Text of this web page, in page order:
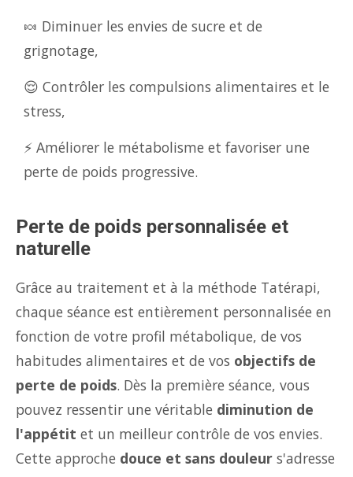
🍬 Diminuer les envies de sucre et de
grignotage,
😌 Contrôler les compulsions alimentaires et le
stress,
⚡ Améliorer le métabolisme et favoriser une
perte de poids progressive.
Perte de poids personnalisée et
naturelle
Grâce au traitement et à la méthode Tatérapi,
chaque séance est entièrement personnalisée en
fonction de votre profil métabolique, de vos
habitudes alimentaires et de vos objectifs de
perte de poids. Dès la première séance, vous
pouvez ressentir une véritable diminution de
l'appétit et un meilleur contrôle de vos envies.
Cette approche douce et sans douleur s'adresse